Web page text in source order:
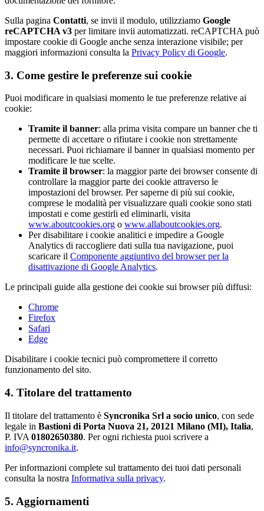
Sulla pagina Contatti, se invii il modulo, utilizziamo Google
reCAPTCHA v3 per limitare invii automatizzati. reCAPTCHA può
impostare cookie di Google anche senza interazione visibile; per
maggiori informazioni consulta la Privacy Policy di Google.
3. Come gestire le preferenze sui cookie
Puoi modificare in qualsiasi momento le tue preferenze relative ai
cookie:
Tramite il banner: alla prima visita compare un banner che ti
permette di accettare o rifiutare i cookie non strettamente
necessari. Puoi richiamare il banner in qualsiasi momento per
modificare le tue scelte.
Tramite il browser: la maggior parte dei browser consente di
controllare la maggior parte dei cookie attraverso le
impostazioni del browser. Per saperne di più sui cookie,
comprese le modalità per visualizzare quali cookie sono stati
impostati e come gestirli ed eliminarli, visita
www.aboutcookies.org o www.allaboutcookies.org.
Per disabilitare i cookie analitici e impedire a Google
Analytics di raccogliere dati sulla tua navigazione, puoi
scaricare il Componente aggiuntivo del browser per la
disattivazione di Google Analytics.
Le principali guide alla gestione dei cookie sui browser più diffusi:
Chrome
Firefox
Safari
Edge
Disabilitare i cookie tecnici può compromettere il corretto
funzionamento del sito.
4. Titolare del trattamento
Il titolare del trattamento è Syncronika Srl a socio unico, con sede
legale in Bastioni di Porta Nuova 21, 20121 Milano (MI), Italia,
P. IVA 01802650380. Per ogni richiesta puoi scrivere a
info@syncronika.it.
Per informazioni complete sul trattamento dei tuoi dati personali
consulta la nostra Informativa sulla privacy.
5. Aggiornamenti